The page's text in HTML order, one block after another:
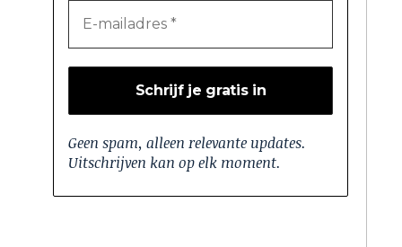
Geen spam, alleen relevante updates.
Uitschrijven kan op elk moment.